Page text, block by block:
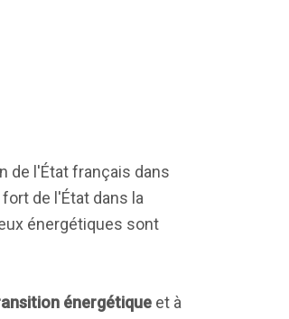
de l'État français dans
de l'État dans la
énergétiques sont
énergétique et à